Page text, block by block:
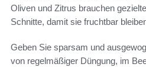
Oliven und Zitrus brauchen
Schnitte, damit sie fruchtbar
Geben Sie sparsam und
von regelmäßiger Düngung, im